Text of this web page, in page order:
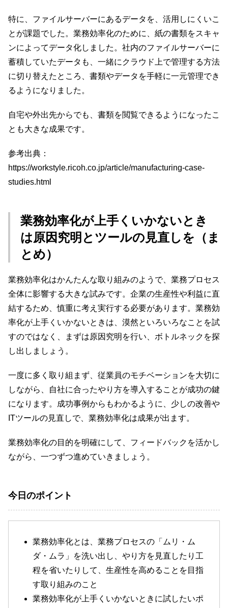
特に、ファイルサーバーにあるデータを、活用しにくいこ
とが課題でした。業務効率化のために、紙の書類をスキャ
ンによってデータ化しました。社内のファイルサーバーに
蓄積していたデータも、一緒にクラウド上で管理する方法
に切り替えたところ、書類やデータを手軽に一元管理でき
るようになりました。
自宅や外出先からでも、書類を閲覧できるようになったこ
とも大きな成果です。
参考出典：
https://workstyle.ricoh.co.jp/article/manufacturing-case-
studies.html
業務効率化が上手くいかないとき
は原因究明とツールの見直しを（ま
とめ）
業務効率化はかんたんな取り組みのようで、業務プロセス
全体に影響する大きな試みです。企業の生産性や利益に直
結するため、慎重に考え実行する必要があります。業務効
率化が上手くいかないときは、漠然といろいろなことを試
すのではなく、まずは原因究明を行い、ボトルネックを探
し出しましょう。
一度に多く取り組まず、従業員のモチベーションを大切に
しながら、自社に合ったやり方を導入することが成功の鍵
になります。成功事例からもわかるように、少しの改善や
ITツールの見直しで、業務効率化は成果が出ます。
業務効率化の目的を明確にして、フィードバックを活かし
ながら、一つずつ進めていきましょう。
今日のポイント
業務効率化とは、業務プロセスの「ムリ・ム
ダ・ムラ」を洗い出し、やり方を見直したり工
程を省いたりして、生産性を高めることを目指
す取り組みのこと
業務効率化が上手くいかないときに試したいポ